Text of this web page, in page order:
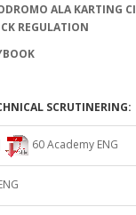
ALA KARTING
REGULATION
SCRUTINERING:
60 Academy ENG